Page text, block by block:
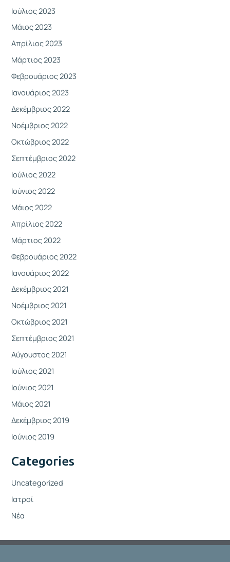
Ιούλιος 2023
Μάιος 2023
Απρίλιος 2023
Μάρτιος 2023
Φεβρουάριος 2023
Ιανουάριος 2023
Δεκέμβριος 2022
Νοέμβριος 2022
Οκτώβριος 2022
Σεπτέμβριος 2022
Ιούλιος 2022
Ιούνιος 2022
Μάιος 2022
Απρίλιος 2022
Μάρτιος 2022
Φεβρουάριος 2022
Ιανουάριος 2022
Δεκέμβριος 2021
Νοέμβριος 2021
Οκτώβριος 2021
Σεπτέμβριος 2021
Αύγουστος 2021
Ιούλιος 2021
Ιούνιος 2021
Μάιος 2021
Δεκέμβριος 2019
Ιούνιος 2019
Categories
Uncategorized
Ιατροί
Νέα